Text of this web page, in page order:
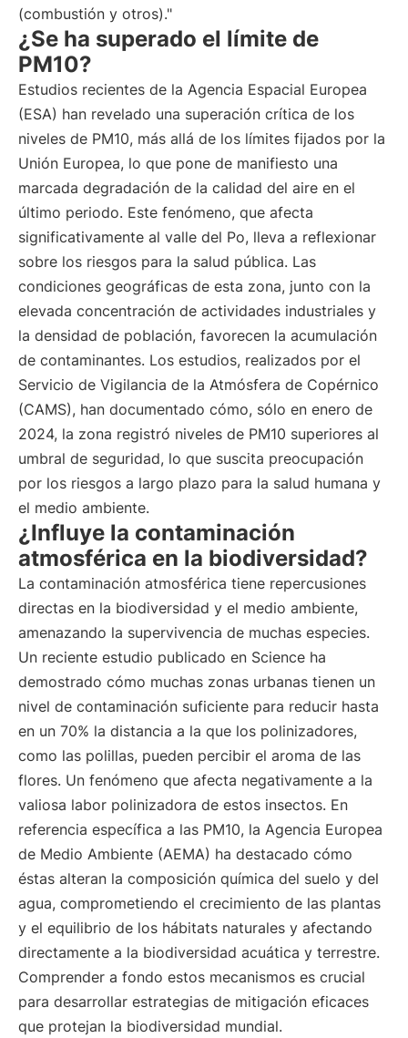
(combustión y otros)."
¿Se ha superado el límite de
PM10?
Estudios recientes de la Agencia Espacial Europea
(ESA) han revelado una superación crítica de los
niveles de PM10, más allá de los límites fijados por la
Unión Europea, lo que pone de manifiesto una
marcada degradación de la calidad del aire en el
último periodo. Este fenómeno, que afecta
significativamente al valle del Po, lleva a reflexionar
sobre los riesgos para la salud pública. Las
condiciones geográficas de esta zona, junto con la
elevada concentración de actividades industriales y
la densidad de población, favorecen la acumulación
de contaminantes. Los estudios, realizados por el
Servicio de Vigilancia de la Atmósfera de Copérnico
(CAMS), han documentado cómo, sólo en enero de
2024, la zona registró niveles de PM10 superiores al
umbral de seguridad, lo que suscita preocupación
por los riesgos a largo plazo para la salud humana y
el medio ambiente.
¿Influye la contaminación
atmosférica en la biodiversidad?
La contaminación atmosférica tiene repercusiones
directas en la biodiversidad y el medio ambiente,
amenazando la supervivencia de muchas especies.
Un reciente estudio publicado en Science ha
demostrado cómo muchas zonas urbanas tienen un
nivel de contaminación suficiente para reducir hasta
en un 70% la distancia a la que los polinizadores,
como las polillas, pueden percibir el aroma de las
flores. Un fenómeno que afecta negativamente a la
valiosa labor polinizadora de estos insectos. En
referencia específica a las PM10, la Agencia Europea
de Medio Ambiente (AEMA) ha destacado cómo
éstas alteran la composición química del suelo y del
agua, comprometiendo el crecimiento de las plantas
y el equilibrio de los hábitats naturales y afectando
directamente a la biodiversidad acuática y terrestre.
Comprender a fondo estos mecanismos es crucial
para desarrollar estrategias de mitigación eficaces
que protejan la biodiversidad mundial.